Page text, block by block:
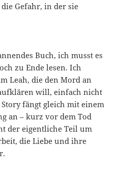
Gefahr, in der sie
Buch, ich musst es
zu Ende lesen. Ich
Leah, die den Mord an
will, einfach nicht
fängt gleich mit einem
an – kurz vor dem Tod
der eigentliche Teil um
die Liebe und ihre